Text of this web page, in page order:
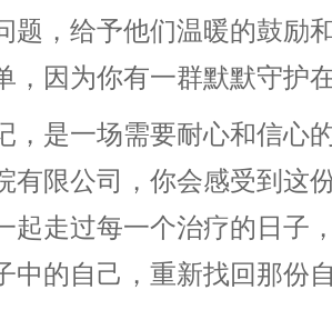
题，给予他们温暖的鼓励
，因为你有一群默默守护
是一场需要耐心和信心
有限公司，你会感受到这
起走过每一个治疗的日子
中的自己，重新找回那份